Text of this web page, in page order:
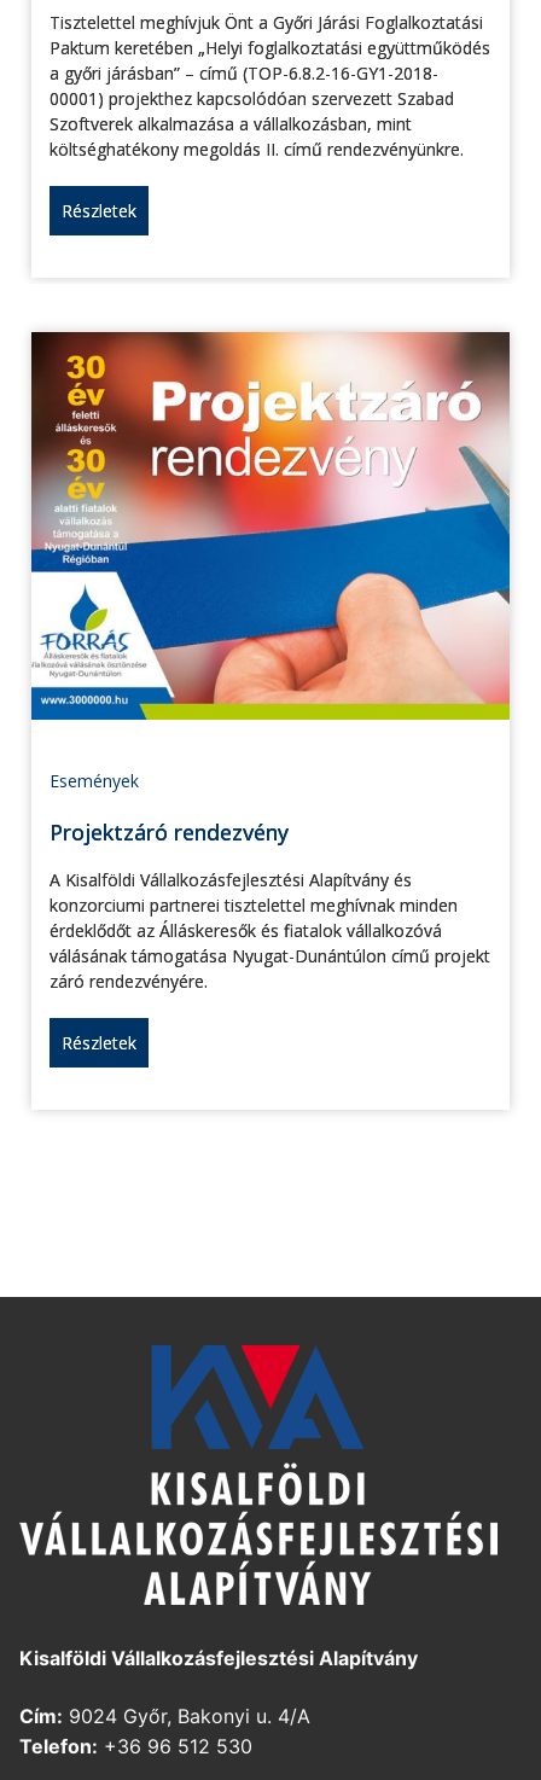
Tisztelettel meghívjuk Önt a Győri Járási Foglalkoztatási
Paktum keretében „Helyi foglalkoztatási együttműködés
a győri járásban” – című (TOP-6.8.2-16-GY1-2018-
00001) projekthez kapcsolódóan szervezett Szabad
Szoftverek alkalmazása a vállalkozásban, mint
költséghatékony megoldás II. című rendezvényünkre.
Részletek
Események
Projektzáró rendezvény
A Kisalföldi Vállalkozásfejlesztési Alapítvány és
konzorciumi partnerei tisztelettel meghívnak minden
érdeklődőt az Álláskeresők és fiatalok vállalkozóvá
válásának támogatása Nyugat-Dunántúlon című projekt
záró rendezvényére.
Részletek
Kisalföldi Vállalkozásfejlesztési Alapítvány
Cím: 9024 Győr, Bakonyi u. 4/A
Telefon: +36 96 512 530